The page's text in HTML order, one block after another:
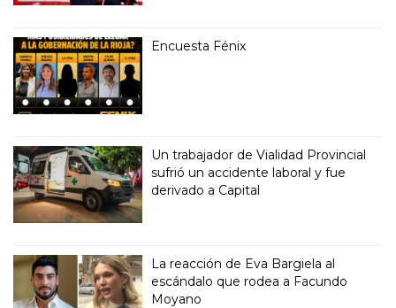
Encuesta Fénix
Un trabajador de Vialidad Provincial
sufrió un accidente laboral y fue
derivado a Capital
La reacción de Eva Bargiela al
escándalo que rodea a Facundo
Moyano